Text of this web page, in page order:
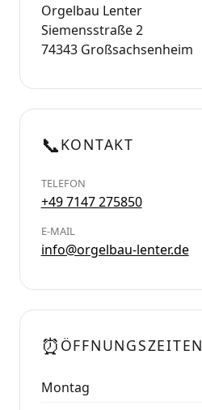
Orgelbau Lenter
Siemensstraße 2
74343 Großsachsenheim
📞KONTAKT
TELEFON
+49 7147 275850
E-MAIL
info@orgelbau-lenter.de
⏰ ÖFFNUNGSZEITEN
Montag